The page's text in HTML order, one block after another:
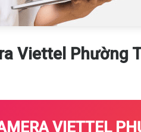
Viettel Phường
VIETTEL